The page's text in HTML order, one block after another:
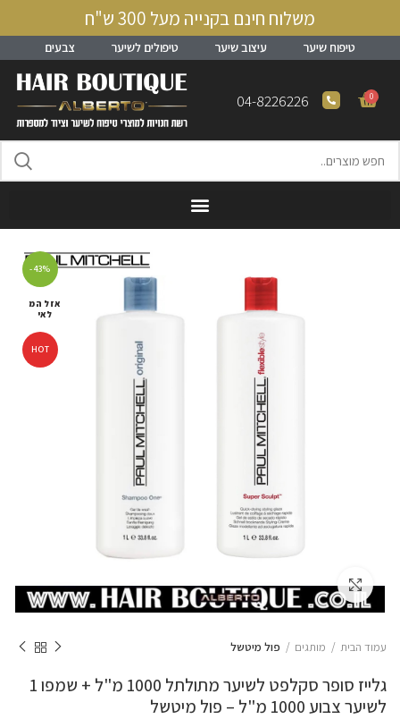
משלוח חינם בקנייה מעל 300 ש"ח
טיפוח שיער עיצוב שיער טיפולים לשיער צבעים
0
04-8226226
-43%
אזל המ
לאי
HOT
Click to enlarge
עמוד הבית מותגים פול מיטשל
גלייז סופר סקלפט לשיער מתולתל 1000 מ"ל + שמפו 1
לשיער צבוע 1000 מ"ל – פול מיטשל